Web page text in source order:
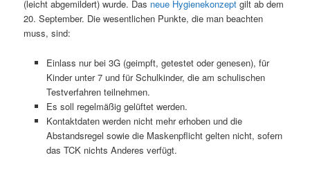
(leicht abgemildert) wurde. Das neue Hygienekonzept gilt ab dem
20. September. Die wesentlichen Punkte, die man beachten
muss, sind:
Einlass nur bei 3G (geimpft, getestet oder genesen), für
Kinder unter 7 und für Schulkinder, die am schulischen
Testverfahren teilnehmen.
Es soll regelmäßig gelüftet werden.
Kontaktdaten werden nicht mehr erhoben und die
Abstandsregel sowie die Maskenpflicht gelten nicht, sofern
das TCK nichts Anderes verfügt.